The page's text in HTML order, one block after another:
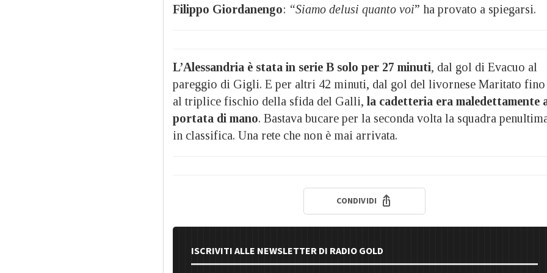
Filippo Giordanengo: “Siamo delusi quanto voi” ha provato a spiegarsi.
L’Alessandria è stata in serie B solo per 27 minuti, dal gol di Evacuo al
pareggio di Gigli. E per altri 42 minuti, dal gol del livornese Maritato fino
al triplice fischio della sfida del Galli, la cadetteria era maledettamente
portata di mano. Bastava bucare per la seconda volta la squadra
in classifica. Una rete che non è mai arrivata.
CONDIVIDI
ISCRIVITI ALLE NEWSLETTER DI RADIO GOLD